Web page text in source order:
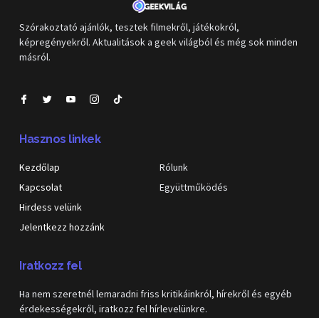
Szórakoztató ajánlók, tesztek filmekről, játékokról,
képregényekről. Aktualitások a geek világból és még sok minden
másról.
Hasznos linkek
Kezdőlap
Kapcsolat
Hirdess velünk
Jelentkezz hozzánk
Rólunk
Együttműködés
Iratkozz fel
Ha nem szeretnél lemaradni friss kritikáinkról, hírekről és egyéb
érdekességekről, iratkozz fel hírlevelünkre.